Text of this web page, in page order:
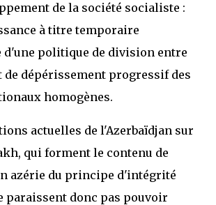
de la société socialiste :
à titre temporaire
d'une politique de division entre
dépérissement progressif des
homogènes.
actuelles de l'Azerbaïdjan sur
qui forment le contenu de
azérie du principe d'intégrité
donc pas pouvoir